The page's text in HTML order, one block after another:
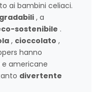
ai bambini celiaci.
, a
sostenibile .
, cioccolato ,
hanno
americane
divertente